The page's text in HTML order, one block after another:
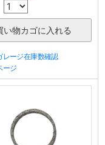
レージ在庫数確認
ージ